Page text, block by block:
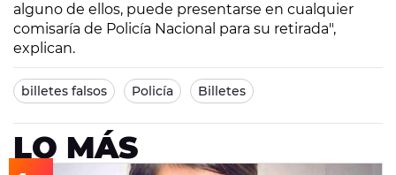
alguno de ellos, puede presentarse en cualquier
comisaría de Policía Nacional para su retirada",
explican.
billetes falsos Policía Billetes
LO MÁS